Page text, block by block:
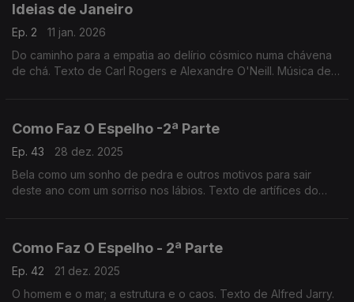
Ideias de Janeiro
Ep. 2
11 jan. 2026
Do caminho para a empatia ao delírio cósmico numa chávena
de chá. Texto de Carl Rogers e Alexandre O'Neill. Música de
Como Faz O Espelho -2ª Parte
Ep. 43
28 dez. 2025
Bela como um sonho de pedra e outros motivos para sair
deste ano com um sorriso nos lábios. Texto de artífices do
Como Faz O Espelho - 2ª Parte
Ep. 42
21 dez. 2025
O homem e o mar; a estrutura e o caos. Texto de Alfred Jarry.